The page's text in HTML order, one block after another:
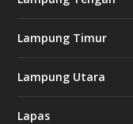
Lampung Timur
Lampung Utara
Lapas